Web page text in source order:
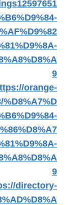
9
orange-
9
directory-